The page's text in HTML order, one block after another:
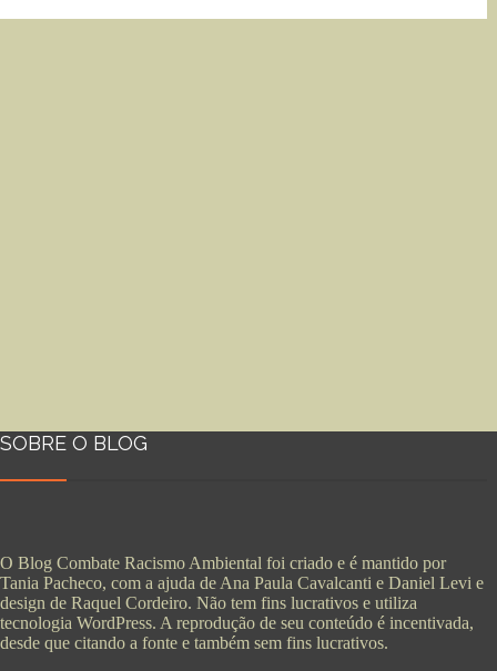
SOBRE O BLOG
O Blog Combate Racismo Ambiental foi criado e é mantido por
Tania Pacheco, com a ajuda de Ana Paula Cavalcanti e Daniel Levi e
design de Raquel Cordeiro. Não tem fins lucrativos e utiliza
tecnologia WordPress. A reprodução de seu conteúdo é incentivada,
desde que citando a fonte e também sem fins lucrativos.